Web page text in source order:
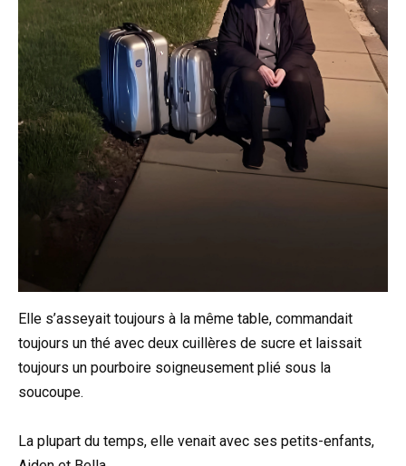
Elle s’asseyait toujours à la même table, commandait
toujours un thé avec deux cuillères de sucre et laissait
toujours un pourboire soigneusement plié sous la
soucoupe.
La plupart du temps, elle venait avec ses petits-enfants,